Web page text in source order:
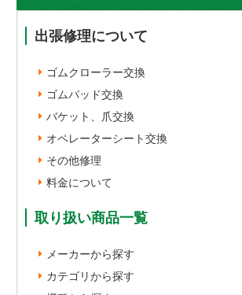
出張修理について
ゴムクローラー交換
ゴムパッド交換
バケット、爪交換
オペレーターシート交換
その他修理
料金について
取り扱い商品一覧
メーカーから探す
カテゴリから探す